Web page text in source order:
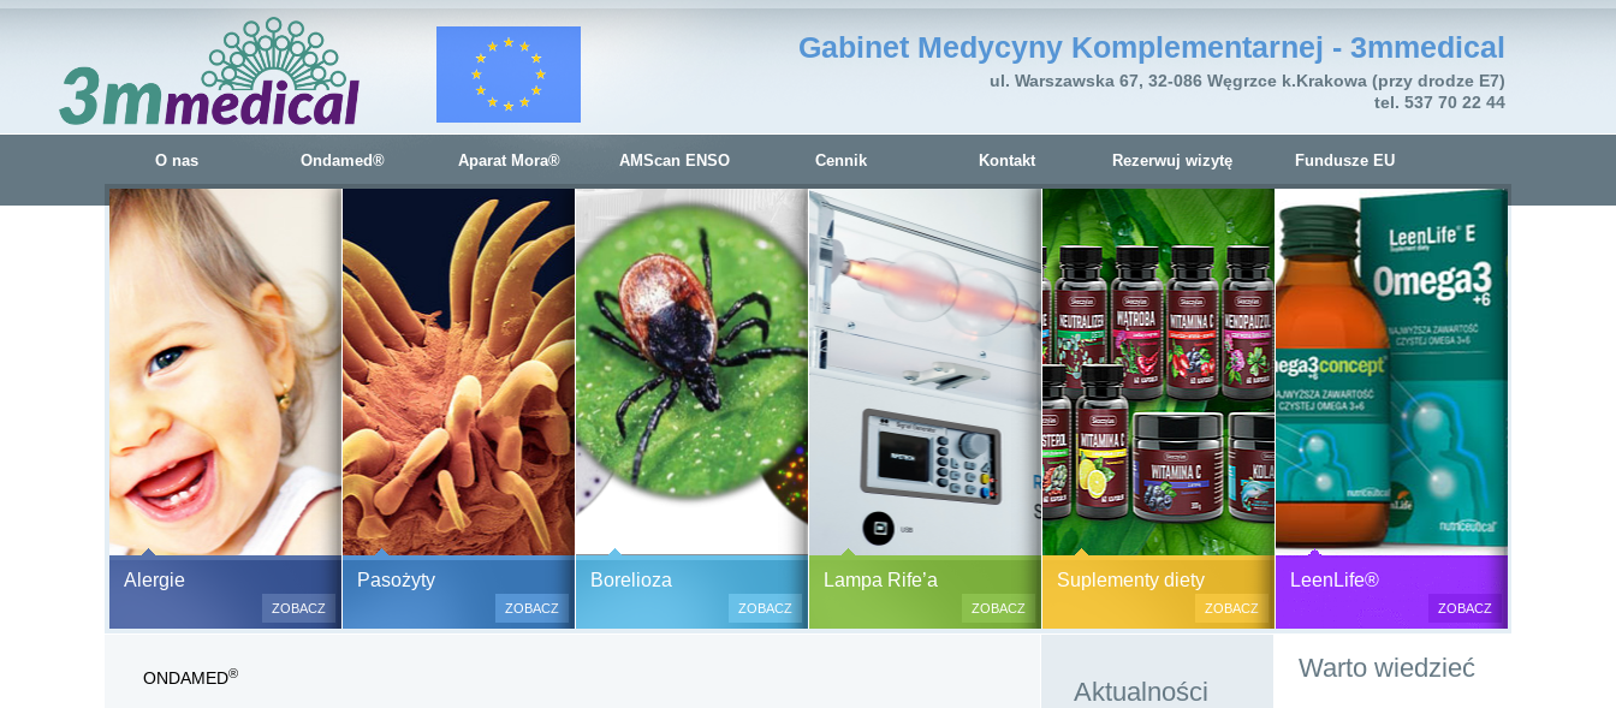
O nas Ondamed® Aparat Mora® AMScan ENSO Cennik Kontakt Rezerwuj wizytę Fundusze EU
Gabinet Medycyny Komplementarnej - 3mmedical
ul. Warszawska 67, 32-086 Węgrzce k.Krakowa (przy drodze E7)
tel. 537 70 22 44
Alergie
Bezbolesne testy alergiczne na ok.
500 alergenów oraz zabiegi
odczulające.
ZOBACZ
Pasożyty
Pasożyty, grzyby, bakterie
(BORELIOZA) i wirusy – diagnostyka
ZOBACZ
Borelioza Borelioza i koinfekcje
ZOBACZ
Lampa Rife’a
Generator plazmy
ZOBACZ
Suplementy diety
Suplementy diety, zdrowa żywność i
przeciwbakteryjne, przeciwgrzybicze
ZOBACZ
LeenLife®
ZOBACZ
ONDAMED®
Aktualności
Warto wiedzieć